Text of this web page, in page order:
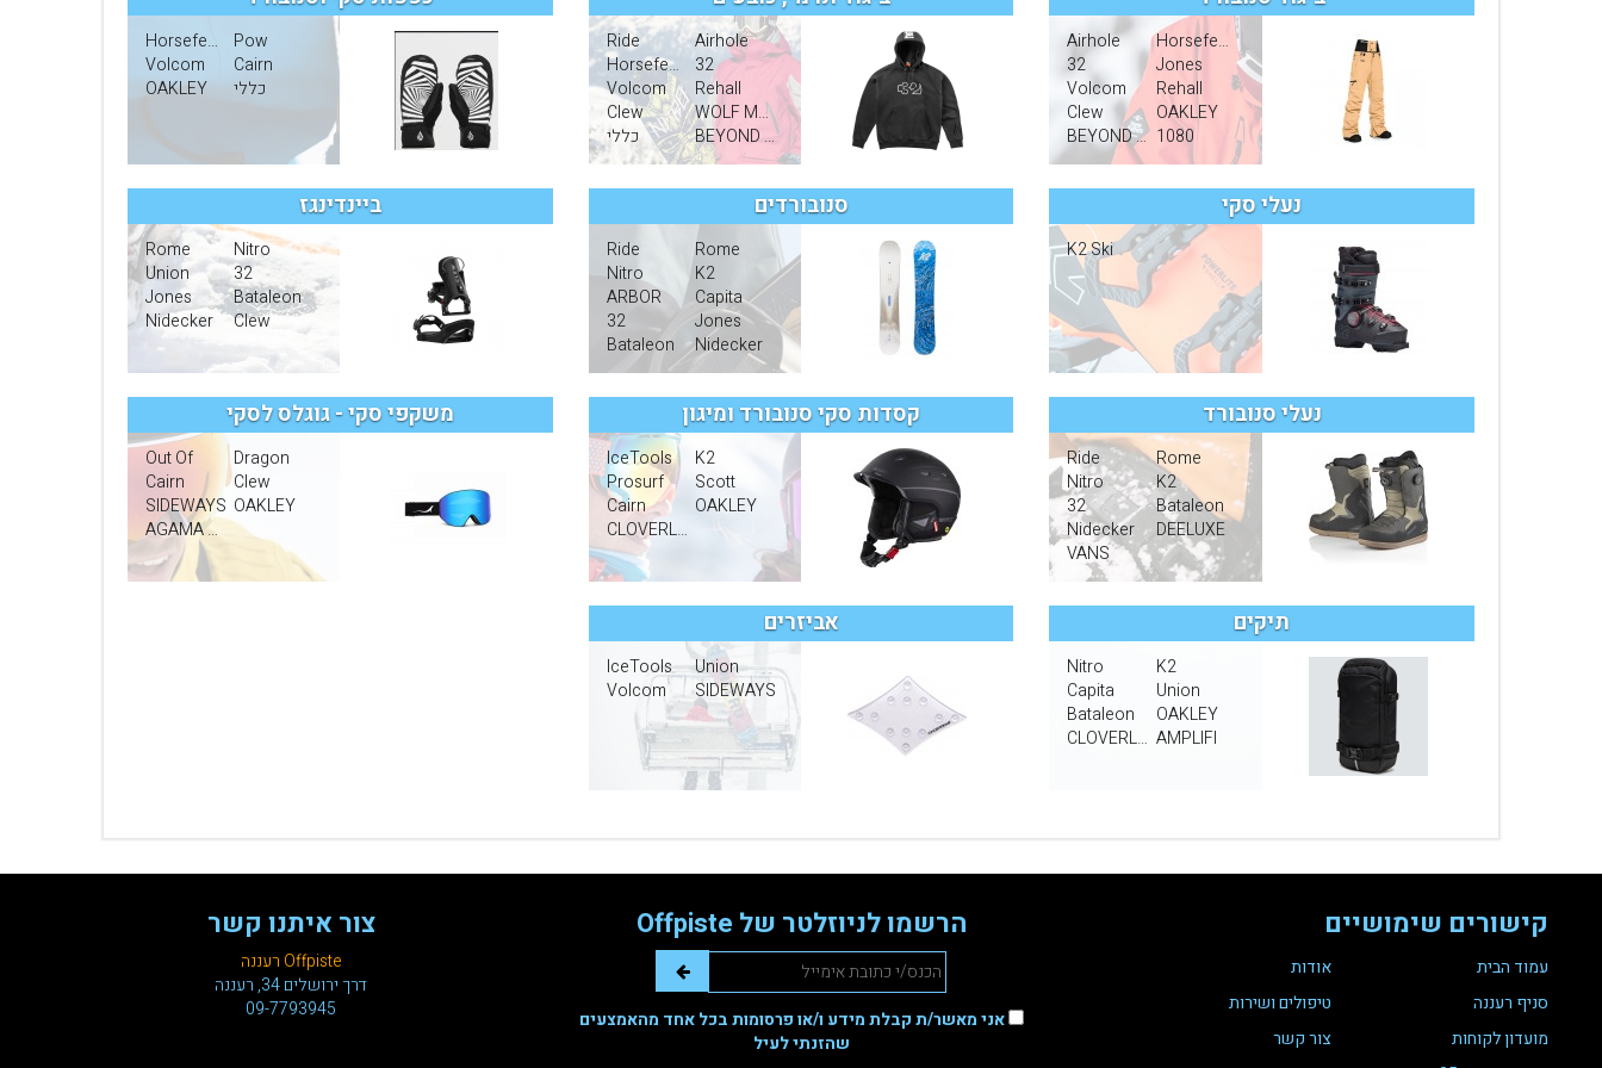
Airhole
Horsefeathers
32
Jones
Volcom
Rehall
Clew
OAKLEY
BEYOND MEDLAS 1080
Ride
Airhole
Horsefeathers
32
Volcom
Rehall
Clew
WOLF MERINO
כללי
BEYOND MEDLAS
Horsefeathers
Pow
Volcom
Cairn
OAKLEY
כללי
נעלי סקי
K2 Ski
סנובורדים
Ride
Rome
Nitro
K2
ARBOR
Capita
32
Jones
Bataleon
Nidecker
ביינדינגז
Rome
Nitro
Union
32
Jones
Bataleon
Nidecker
Clew
נעלי סנובורד
Ride
Rome
Nitro
K2
32
Bataleon
Nidecker
DEELUXE
VANS
קסדות סקי סנובורד ומיגון
IceTools
K2
Prosurf
Scott
Cairn
OAKLEY
CLOVERLEAF PROTCTION
משקפי סקי - גוגלס לסקי
Out Of
Dragon
Cairn
Clew
SIDEWAYS OAKLEY
AGAMA MAGNETIC
תיקים
Nitro
K2
Capita
Union
Bataleon
OAKLEY
CLOVERLEAF PROTCTION AMPLIFI
אביזרים
IceTools
Union
Volcom
SIDEWAYS
קישורים שימושיים
עמוד הבית
אודות
סניף רעננה
טיפולים ושירות
מועדון לקוחות
צור קשר
הרשמו לניוזלטר של Offpiste
אני מאשר/ת קבלת מידע ו/או פרסומות בכל אחד מהאמצעים
שהזנתי לעיל
צור איתנו קשר
Offpiste רעננה
דרך ירושלים 34, רעננה
09-7793945